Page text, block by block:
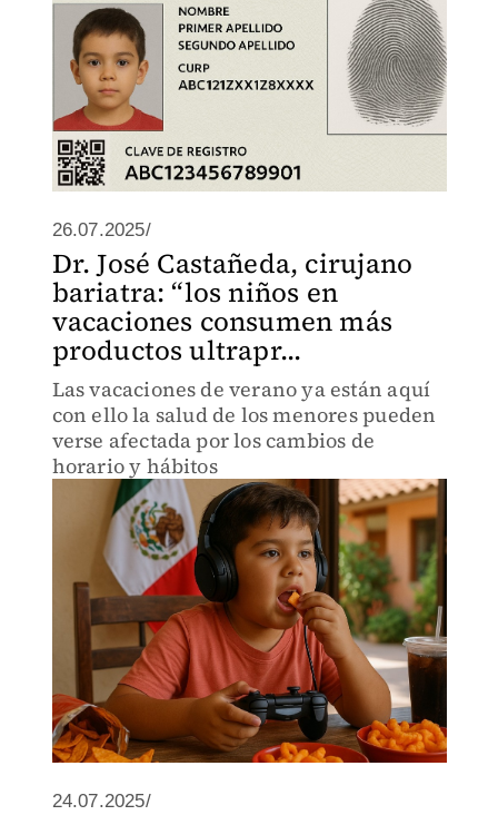
26.07.2025/
Dr. José Castañeda, cirujano
bariatra: “los niños en
vacaciones consumen más
productos ultrapr...
Las vacaciones de verano ya están aquí
con ello la salud de los menores pueden
verse afectada por los cambios de
horario y hábitos
24.07.2025/